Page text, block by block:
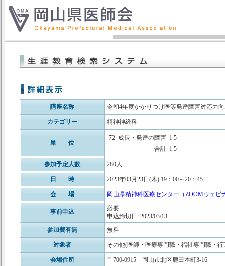
講座名称 令和4年度かかりつけ医等発達障害対応力
カテゴリー 精神神経科
単 位
72 成長・発達の障害 1.5
合計 1.5
参加予定人数 280人
日 時 2023年03月23日(木) 19：00～20：45
会 場 岡山県精神科医療センター（ZOOMウェ
事前申込
必要
申込締切日: 2023/03/13
参加費有無
無料
対象者 その他(医師・医療専門職・福祉専門職・行
会場住所 〒700-0915 岡山市北区鹿田本町3-16